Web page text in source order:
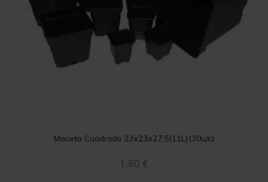
Maceta Cuadrada 23x23x27,5(11L)(30u/c)
1,80 €